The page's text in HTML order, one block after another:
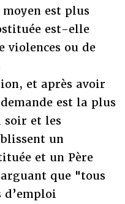
est plus
est-elle
violences ou de
et après avoir
est la plus
soir et les
un
et un Père
que "tous